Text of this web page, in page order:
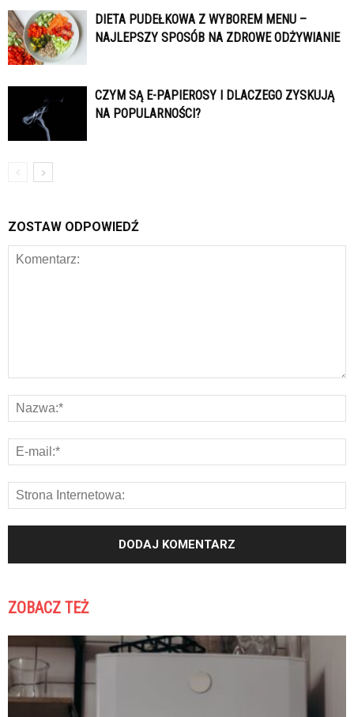
DIETA PUDEŁKOWA Z WYBOREM MENU –
NAJLEPSZY SPOSÓB NA ZDROWE ODŻYWIANIE
CZYM SĄ E-PAPIEROSY I DLACZEGO ZYSKUJĄ
NA POPULARNOŚCI?
ZOSTAW ODPOWIEDŹ
ZOBACZ TEŻ